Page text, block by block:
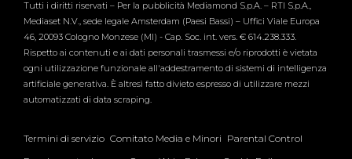
Tutti i diritti riservati – Per la pubblicità Mediamond S.p.A. – RTI S.p.A.,
Mediaset N.V., sede legale Amsterdam (Paesi Bassi) – Uffici Viale Europa
46, 20093 Cologno Monzese (MI) - Cap. Soc. int. vers. € 614.238.333.
Rispetto ai contenuti e ai dati personali trasmessi e/o riprodotti è vietata
ogni utilizzazione funzionale all'addestramento di sistemi di intelligenza
artificiale generativa. È altresì fatto divieto espresso di utilizzare mezzi
automatizzati di data scraping.
Termini di servizio Comitato Media e Minori Parental Control